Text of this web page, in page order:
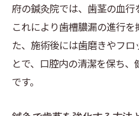
府の鍼灸院では、歯茎の血行
これにより歯槽膿漏の進行
た、施術後には歯磨きやフ
とで、口腔内の清潔を保ち
です。